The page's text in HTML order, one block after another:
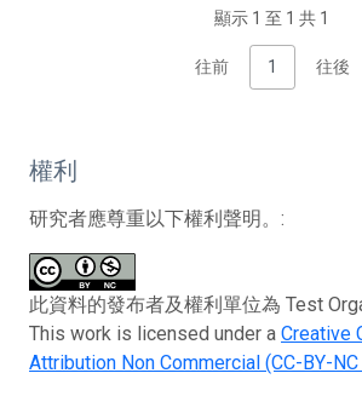
顯示 1 至 1 共 1
往前 1 往後
權利
研究者應尊重以下權利聲明。:
此資料的發布者及權利單位為 Test
This work is licensed under a Creative
Attribution Non Commercial (CC-BY-